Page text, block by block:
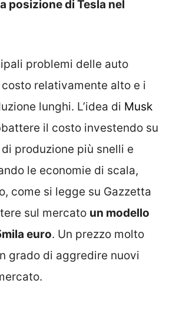
posizione di Tesla nel
problemi delle auto
relativamente alto e i
lunghi. L’idea di Musk
il costo investendo su
produzione più snelli e
le economie di scala,
come si legge su Gazzetta
sul mercato un modello
euro. Un prezzo molto
grado di aggredire nuovi